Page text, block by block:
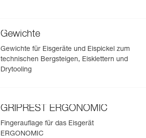
Gewichte
Gewichte für Eisgeräte und Eispickel zum
technischen Bergsteigen, Eisklettern und
Drytooling
GRIPREST ERGONOMIC
Fingerauflage für das Eisgerät
ERGONOMIC